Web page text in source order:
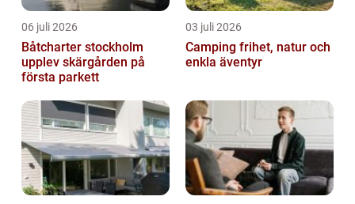
06 juli 2026
Båtcharter stockholm
upplev skärgården på
första parkett
03 juli 2026
Camping frihet, natur och
enkla äventyr